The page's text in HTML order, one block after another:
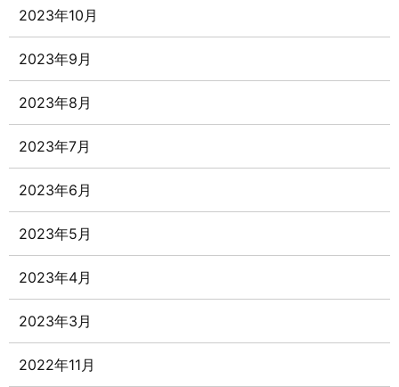
2023年10月
2023年9月
2023年8月
2023年7月
2023年6月
2023年5月
2023年4月
2023年3月
2022年11月